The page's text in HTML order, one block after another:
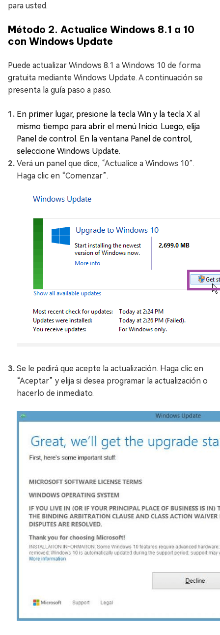
para usted.
Método 2. Actualice Windows 8.1 a 10
con Windows Update
Puede actualizar Windows 8.1 a Windows 10 de forma
gratuita mediante Windows Update. A continuación se
presenta la guía paso a paso.
En primer lugar, presione la tecla Win y la tecla X al
mismo tiempo para abrir el menú Inicio. Luego, elija
Panel de control. En la ventana Panel de control,
seleccione Windows Update.
Verá un panel que dice, “Actualice a Windows 10”.
Haga clic en “Comenzar”.
Se le pedirá que acepte la actualización. Haga clic en
“Aceptar” y elija si desea programar la actualización o
hacerlo de inmediato.